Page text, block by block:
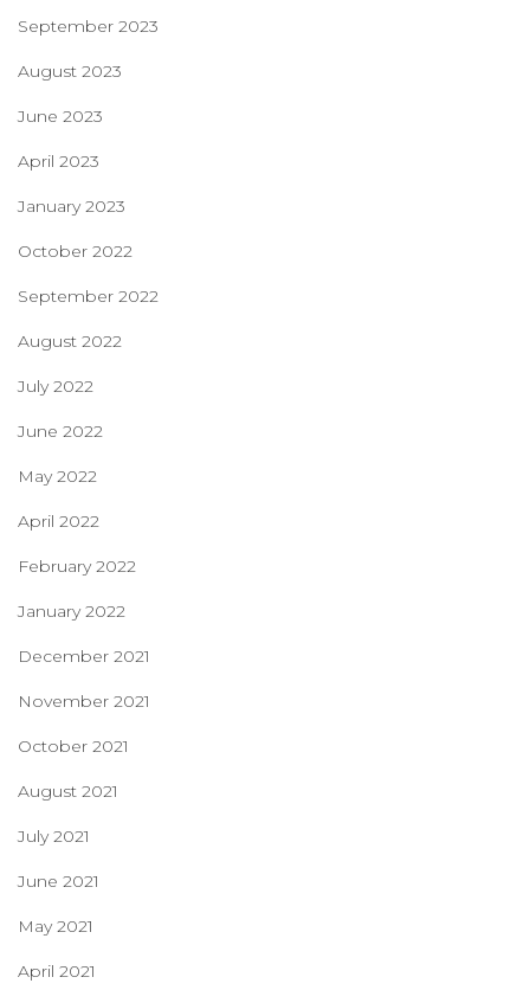
September 2023
August 2023
June 2023
April 2023
January 2023
October 2022
September 2022
August 2022
July 2022
June 2022
May 2022
April 2022
February 2022
January 2022
December 2021
November 2021
October 2021
August 2021
July 2021
June 2021
May 2021
April 2021